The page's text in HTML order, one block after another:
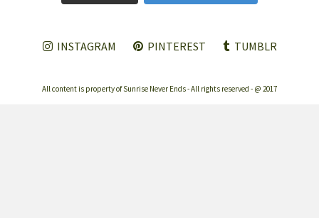
INSTAGRAM PINTEREST TUMBLR
All content is property of Sunrise Never Ends - All rights reserved - @ 2017